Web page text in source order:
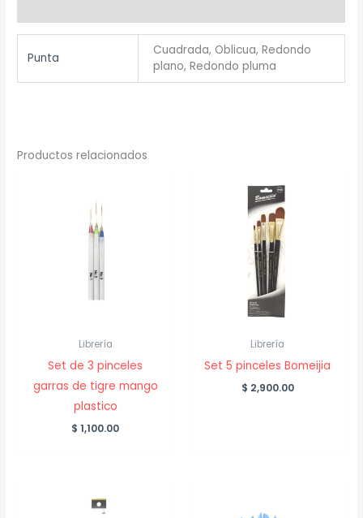
Punta
Cuadrada, Oblicua, Redondo
plano, Redondo pluma
Productos relacionados
Librería
Set de 3 pinceles
garras de tigre mango
plastico
$ 1,100.00
Librería
Set 5 pinceles Bomeijia
$ 2,900.00